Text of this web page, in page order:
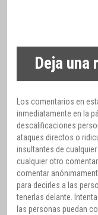
Deja una
Los comentarios en
inmediatamente en la
descalificaciones
ataques directos o
insultantes de
cualquier otro
comentar
para decirles a las
tenerlas delante.
las personas puedan